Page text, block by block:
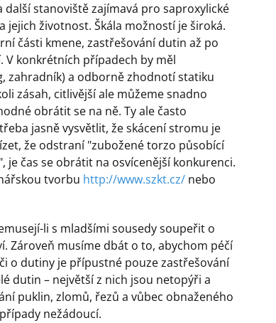
stanoviště zajímavá pro saproxylické
jejich životnost. Škála možností je široká.
části kmene, zastřešování dutin až po
konkrétních případech by měl
zahradník) a odborně zhodnotí statiku
zásah, citlivější ale můžeme snadno
obrátit se na ně. Ty ale často
jasně vysvětlit, že skácení stromu je
že odstraní "zubožené torzo působící
je čas se obrátit na osvícenější konkurenci.
tvorbu http://www.szkt.cz/ nebo
li s mladšími sousedy soupeřit o
Zároveň musíme dbát o to, abychom péčí
o dutiny je přípustné pouze zastřešování
dutin – největší z nich jsou netopýři a
puklin, zlomů, řezů a vůbec obnaženého
nežádoucí.